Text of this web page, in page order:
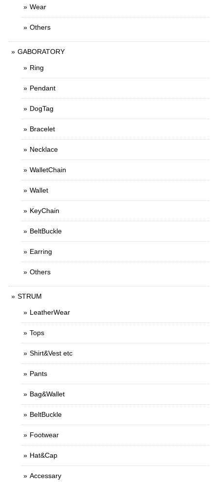
Wear
Others
GABORATORY
Ring
Pendant
DogTag
Bracelet
Necklace
WalletChain
Wallet
KeyChain
BeltBuckle
Earring
Others
STRUM
LeatherWear
Tops
Shirt&Vest etc
Pants
Bag&Wallet
BeltBuckle
Footwear
Hat&Cap
Accessary